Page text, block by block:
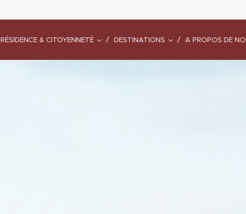
RÉSIDENCE & CITOYENNETÉ DESTINATIONS A PROPOS DE